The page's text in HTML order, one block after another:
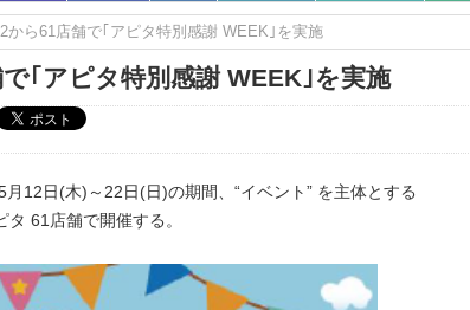
から61店舗で｢アピタ特別感謝 WEEK｣を実施
｢アピタ特別感謝 WEEK｣を実施
12日(木)～22日(日)の期間、“イベント” を主体とする
61店舗で開催する。